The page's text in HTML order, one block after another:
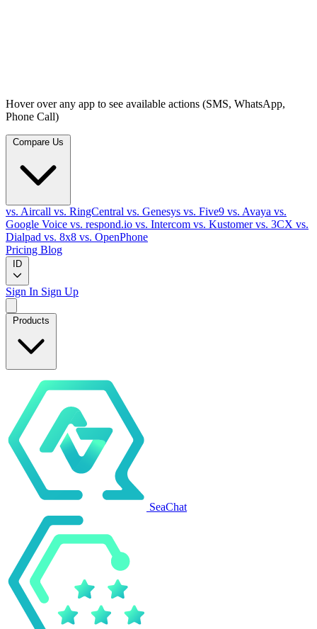
Hover over any app to see available actions (SMS, WhatsApp,
Phone Call)
vs. Aircall vs. RingCentral vs. Genesys vs. Five9 vs. Avaya vs.
Google Voice vs. respond.io vs. Intercom vs. Kustomervs. 3CX vs.
Dialpad vs. 8x8 vs. OpenPhone
Pricing Blog
ID
Sign In Sign Up
Products
SeaChat